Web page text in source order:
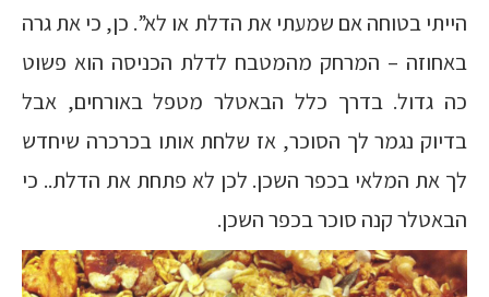
הייתי בטוחה אם שמעתי את הדלת או לא”. כן, כי את גרה
באחוזה – המרחק מהמטבח לדלת הכניסה הוא פשוט
כה גדול. בדרך כלל הבאטלר מטפל באורחים, אבל
בדיוק נגמר לך הסוכר, אז שלחת אותו בכרכרה שיחדש
לך את המלאי בכפר השכן. לכן לא פתחת את הדלת.. כי
הבאטלר קנה סוכר בכפר השכן.